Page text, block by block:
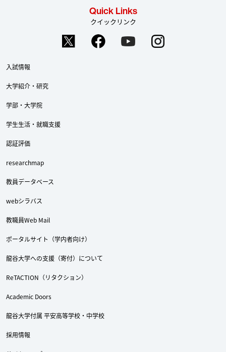
Quick Links
クイックリンク
入試情報
大学紹介・研究
学部・大学院
学生生活・就職支援
認証評価
researchmap
教員データベース
webシラバス
教職員Web Mail
ポータルサイト（学内者向け）
龍谷大学への支援（寄付）について
ReTACTION（リタクション）
Academic Doors
龍谷大学付属 平安高等学校・中学校
採用情報